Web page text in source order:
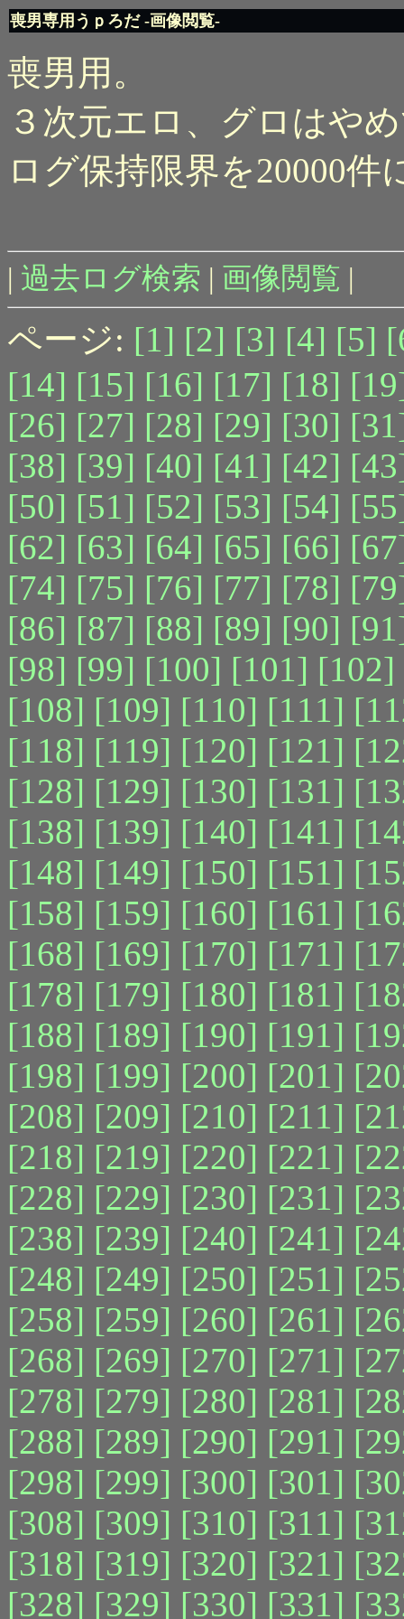
喪男専用うｐろだ -画像閲覧-
喪男用。
３次元エロ、グロはや
ログ保持限界を20000件
| 過去ログ検索 | 画像閲覧 |
ページ: [1] [2] [3] [4] [5]
[14] [15] [16] [17] [18]
[26] [27] [28] [29] [30]
[38] [39] [40] [41] [42]
[50] [51] [52] [53] [54]
[62] [63] [64] [65] [66]
[74] [75] [76] [77] [78]
[86] [87] [88] [89] [90]
[98] [99] [100] [101] [102]
[108] [109] [110] [111]
[118] [119] [120] [121]
[128] [129] [130] [131]
[138] [139] [140] [141]
[148] [149] [150] [151]
[158] [159] [160] [161]
[168] [169] [170] [171]
[178] [179] [180] [181]
[188] [189] [190] [191]
[198] [199] [200] [201]
[208] [209] [210] [211]
[218] [219] [220] [221]
[228] [229] [230] [231]
[238] [239] [240] [241]
[248] [249] [250] [251]
[258] [259] [260] [261]
[268] [269] [270] [271]
[278] [279] [280] [281]
[288] [289] [290] [291]
[298] [299] [300] [301]
[308] [309] [310] [311]
[318] [319] [320] [321]
[328] [329] [330] [331]